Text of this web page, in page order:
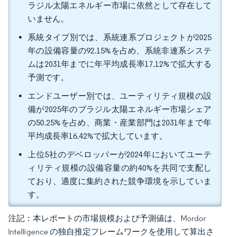
ラジル太陽エネルギー市場に依然として存在して
いません。
系統タイプ別では、系統連系プロジェクトが2025
年の設備容量の92.15%を占め、系統非連系システ
ムは2031年までに年平均成長率17.12%で拡大する
予測です。
エンドユーザー別では、ユーティリティ規模の設
備が2025年のブラジル太陽エネルギー市場シェア
の50.25%を占め、商業・産業部門は2031年まで年
平均成長率16.42%で拡大しています。
上位5社のデベロッパーが2024年においてユーテ
ィリティ規模の設備容量の約40%を共同で支配し
ており、適度に集約された競争環境を示していま
す。
注記：本レポートの市場規模および予測値は、Mordor
Intelligence の独自推定フレームワークを使用して算出さ